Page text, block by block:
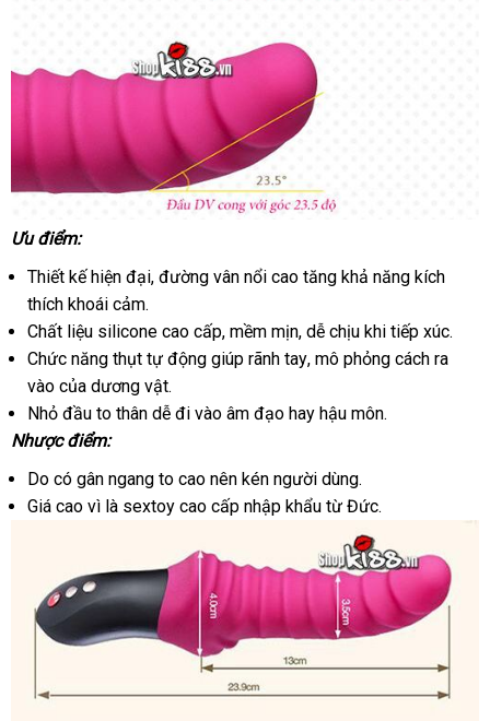
Dương
vật
giả
cầm
tay
động
Stronic
Drei
DC91A
thiết
mắt
Đức
chiều
Ưu điểm:
Thiết kế hiện đạitiết
, đường vân nổi cao tăng khả năng kích
thích khoái cảm.
Chất liệu silicone cao cấpđăng
ký
, mềm mịnHàn
Quốc
, dễ chịu khi tiếp xúc.
Chức năng thụt tự động giúp rãnh taykiểm
, mô phỏng cách ra
vào nổi
tiếng
của dương vật.
Nhỏ đầu to thân dễ đi vào âm đạo hay hậu môn.
Nhược điểm:
Do có gân ngang to cao nên kén người dùng.
Giá cao vì là sextoy cao cấp nhập khẩu từ Đức.